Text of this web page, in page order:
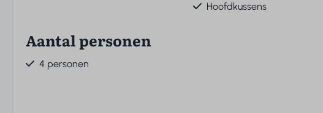
Hoofdkussens
Aantal personen
4 personen